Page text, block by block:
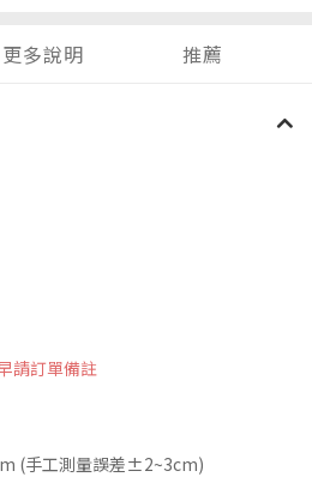
更多說明 推薦
請訂單備註
(手工測量誤差±2~3cm)